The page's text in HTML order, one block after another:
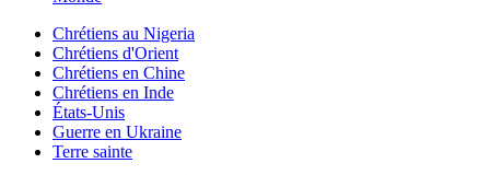
Chrétiens au Nigeria
Chrétiens d'Orient
Chrétiens en Chine
Chrétiens en Inde
États-Unis
Guerre en Ukraine
Terre sainte